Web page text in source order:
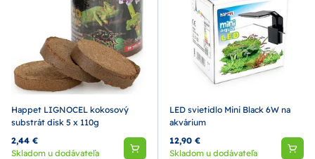
Happet LIGNOCEL kokosový
substrát disk 5 x 110g
2,44 €
Skladom u dodávateľa
LED svietidlo Mini Black 6W na
akvárium
12,90 €
Skladom u dodávateľa